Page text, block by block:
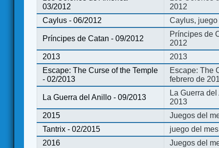
03/2012
2012
Caylus - 06/2012
Caylus,
Príncipes de Catan - 09/2012
Príncipes de
2012
2013
2013
Escape: The Curse of the Temple
- 02/2013
Escape: The
febrero de
La Guerra del Anillo - 09/2013
La Guerra
2013
2015
Juegos del
Tantrix - 02/2015
juego del
2016
Juegos del